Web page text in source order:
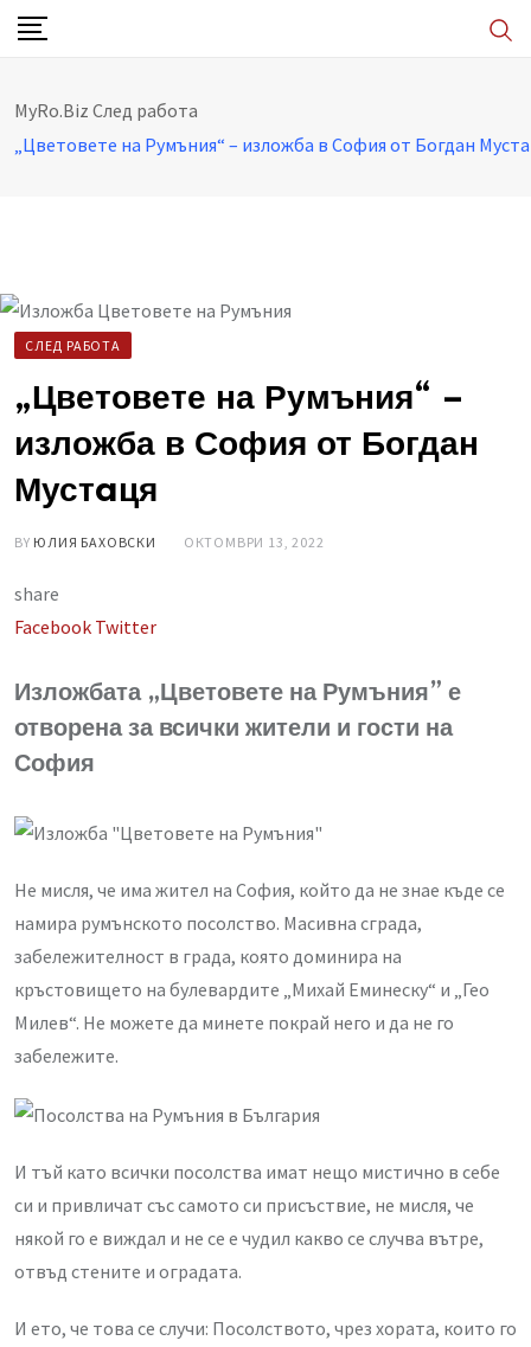
Skip
MyRo.Biz След работа
„Цветовете на Румъния“ – изложба в София от Богдан
СЛЕД РАБОТА
„Цветовете на Румъния“ –
изложба в София от Богдан
Мустaця
BY ЮЛИЯ БАХОВСКИ ОКТОМВРИ 13, 2022
share
Facebook TwitterLinkedIn
Whatsapp
Share
Email
Изложбата „Цветовете на Румъния” е
отворена за всички жители и гости на
София
Не мисля, че има жител на София, който да не знае къде се
намира румънското посолство. Масивна сграда,
забележителност в града, която доминира на
кръстовището на булевардите „Михай Еминеску“ и „Гео
Милев“. Не можете да минете покрай него и да не го
забележите.
И тъй като всички посолства имат нещо мистично в себе
си и привличат със самото си присъствие, не мисля, че
някой го е виждал и не се е чудил какво се случва вътре,
отвъд стените и оградата.
И ето, че това се случи: Посолството, чрез хората, които го